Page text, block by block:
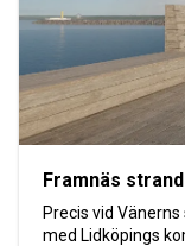
Framnäs
Precis vid
med Lidköpings